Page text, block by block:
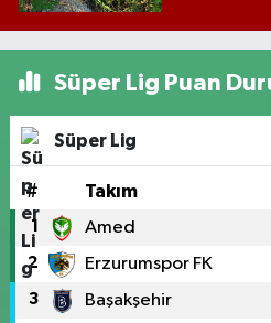
Süper Lig Puan
Süper Lig
# Takım
1 Amed
2 Erzurumspor FK
3 Başakşehir